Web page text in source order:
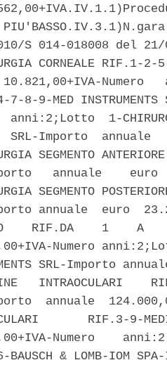
S 014-018008 del 21/
CORNEALE RIF.1-
Numero
7-8-9-MED
anni:2;Lotto  1-
SRL-Importo
SEGMENTO
annuale    euro
SEGMENTO
annuale  euro
RIF.DA    1    A
Numero
SRL-Importo
INTRAOCULARI
annuale
RIF.3-9-
Numero
BAUSCH & LOMB-IOM